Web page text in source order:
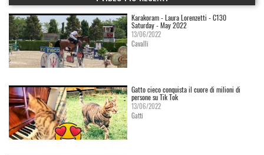
Karakoram - Laura Lorenzetti - C130
Saturday - May 2022
13/06/2022
Cavalli
Gatto cieco conquista il cuore di milioni di
persone su Tik Tok
13/06/2022
Gatti